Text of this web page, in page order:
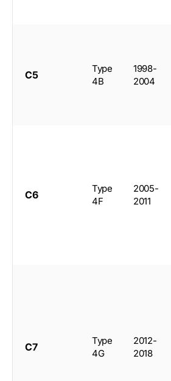
C5
Type
4B
1998-
2004
C6
Type
4F
2005-
2011
C7
Type
4G
2012-
2018